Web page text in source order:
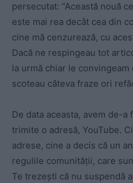
persecutat: “Această nouă
este mai rea decât cea din
cine mă cenzurează, cu
Dacă ne respingeau tot
la urmă chiar le
scoteau câteva fraze ori
De data aceasta, avem de-
trimite o adresă, YouTube.
adrese, cine a decis că un
regulile comunității, care
Te trezești că nu suspendă